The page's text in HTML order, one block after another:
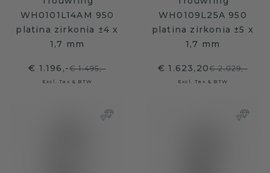
WH0101L14AM 950
platina zirkonia ±4 x
1,7 mm
€ 1.196,-€ 1.495,-
Excl. Tax & BTW
WH0109L25A 950
platina zirkonia ±5 x
1,7 mm
€ 1.623,20€ 2.029,-
Excl. Tax & BTW